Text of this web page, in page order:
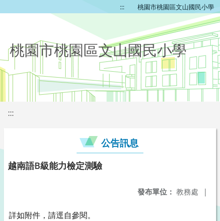
::: 桃園市桃園區文山國民小學
桃園市桃園區文山國民小學
:::
公告訊息
越南語B級能力檢定測驗
發布單位： 教務處 |
詳如附件，請逕自參閱。